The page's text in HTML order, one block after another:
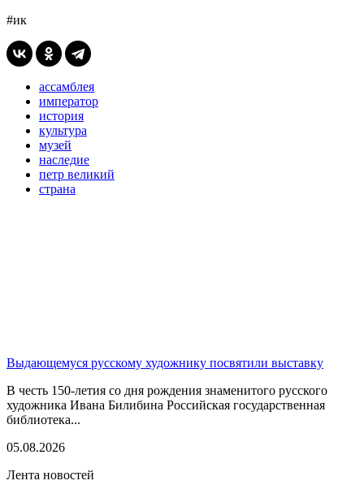
#ик
ассамблея
император
история
культура
музей
наследие
петр великий
страна
Выдающемуся русскому художнику посвятили выставку
В честь 150-летия со дня рождения знаменитого русского
художника Ивана Билибина Российская государственная
библиотека...
05.08.2026
Лента новостей